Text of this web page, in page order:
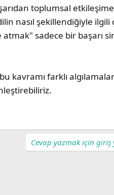
toplumsal
nasıl şekillendiğiyle ilgili
sadece bir başarı
kavramı farklı
Cevap yazmak için giriş